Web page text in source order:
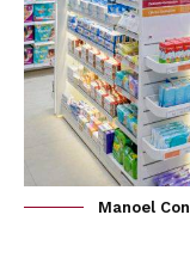
Manoel